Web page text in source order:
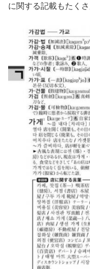
に関する記載もたくさ